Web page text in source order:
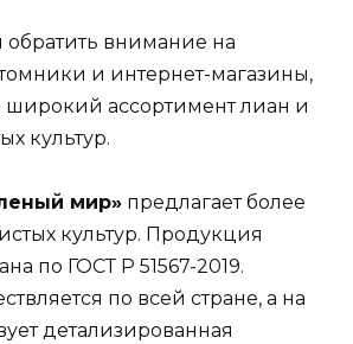
обратить внимание на
и интернет-магазины,
ассортимент лиан и
культур.
мир» предлагает более
культур. Продукция
по ГОСТ Р 51567-2019.
по всей стране, а на
детализированная